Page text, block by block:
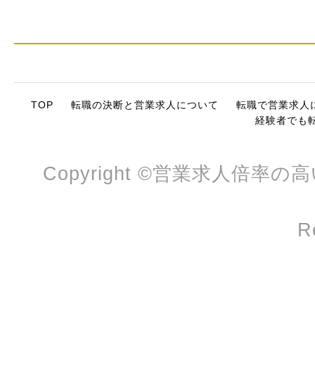
TOP 転職の決断と営業求人について
転職で営業求人
経験者でも
Copyright ©営業求人倍率の